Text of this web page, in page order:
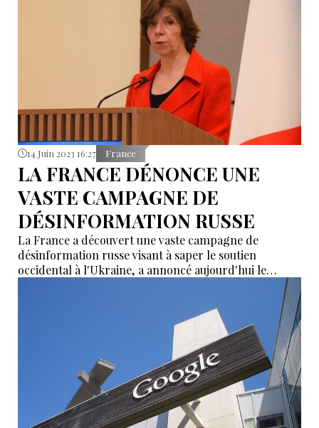
14 Juin 2023 16:27 France
LA FRANCE DÉNONCE UNE
VASTE CAMPAGNE DE
DÉSINFORMATION RUSSE
La France a découvert une vaste campagne de
désinformation russe visant à saper le soutien
occidental à l'Ukraine, a annoncé aujourd'hui le
service technique et opérationnel de l’État chargé de
la vigilance et de la protection contre les ingérences